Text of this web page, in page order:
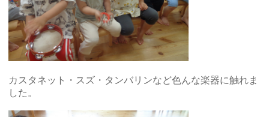
カスタネット・スズ・タンバリンなど色んな楽器に触れま
した。